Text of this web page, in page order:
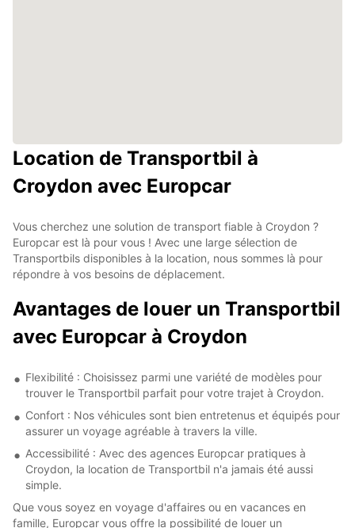
Location de Transportbil à
Croydon avec Europcar
Vous cherchez une solution de transport fiable à Croydon ?
Europcar est là pour vous ! Avec une large sélection de
Transportbils disponibles à la location, nous sommes là pour
répondre à vos besoins de déplacement.
Avantages de louer un Transportbil
avec Europcar à Croydon
Flexibilité : Choisissez parmi une variété de modèles pour
trouver le Transportbil parfait pour votre trajet à Croydon.
Confort : Nos véhicules sont bien entretenus et équipés pour
assurer un voyage agréable à travers la ville.
Accessibilité : Avec des agences Europcar pratiques à
Croydon, la location de Transportbil n'a jamais été aussi
simple.
Que vous soyez en voyage d'affaires ou en vacances en
famille, Europcar vous offre la possibilité de louer un